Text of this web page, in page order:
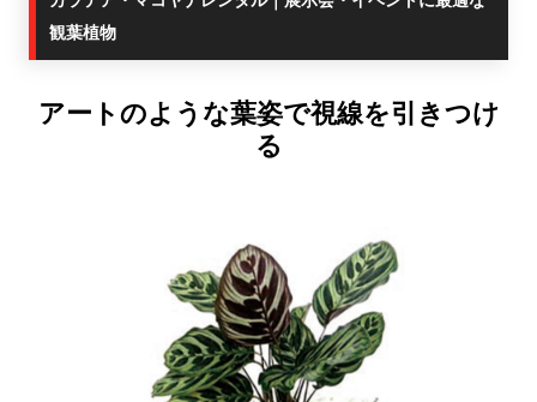
観葉植物
アートのような葉姿で視線を引きつけ
る